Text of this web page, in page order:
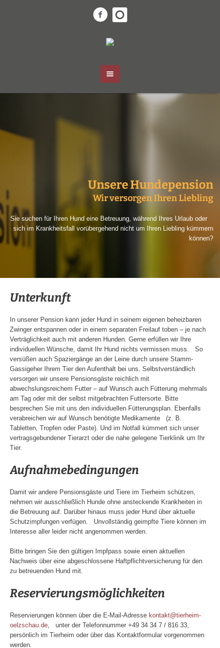
Unsere Hundepension
Wir versorgen Ihren Liebling
Sie suchen für Ihren Hund eine Betreuung, während Ihres Urlaub oder
sich im Krankheitsfall vorübergehend nicht um Ihren Liebling kümmern
können?
Unterkunft
In unserer Pension kann jeder Hund in seinem eigenen beheizbaren
Zwinger entspannen oder in einem separaten Freilauf toben – je nach
Verträglichkeit auch mit anderen Hunden. Gerne erfüllen wir Ihre
individuellen Wünsche, damit Ihr Hund nichts vermissen muss. So
versüßen auch Spaziergänge an der Leine durch unsere Stamm-
Gassigeher Ihrem Tier den Aufenthalt bei uns. Selbstverständlich
versorgen wir unsere Pensionsgäste reichlich mit
abwechslungsreichem Futter – auf Wunsch auch Fütterung mehrmals
am Tag oder mit der selbst mitgebrachten Futtersorte. Bitte
besprechen Sie mit uns den individuellen Fütterungsplan. Ebenfalls
verabreichen wir auf Wunsch benötigte Medikamente (z. B.
Tabletten, Tropfen oder Paste). Und im Notfall kümmert sich unser
vertragsgebundener Tierarzt oder die nahe gelegene Tierklinik um Ihr
Tier.
Aufnahmebedingungen
Damit wir andere Pensionsgäste und Tiere im Tierheim schützen,
nehmen wir ausschließlich Hunde ohne ansteckende Krankheiten in
die Betreuung auf. Darüber hinaus muss jeder Hund über aktuelle
Schutzimpfungen verfügen. Unvollständig geimpfte Tiere können im
Interesse aller leider nicht angenommen werden.
Bitte bringen Sie den gültigen Impfpass sowie einen aktuellen
Nachweis über eine abgeschlossene Haftpflichtversicherung für den
zu betreuenden Hund mit.
Reservierungsmöglichkeiten
Reservierungen können über die E-Mail-Adressekontakt@tierheim-
oelzschau.de , unter der Telefonnummer +49 34 34 7 / 816 33,
persönlich im Tierheim oder über das Kontaktformular vorgenommen
werden.